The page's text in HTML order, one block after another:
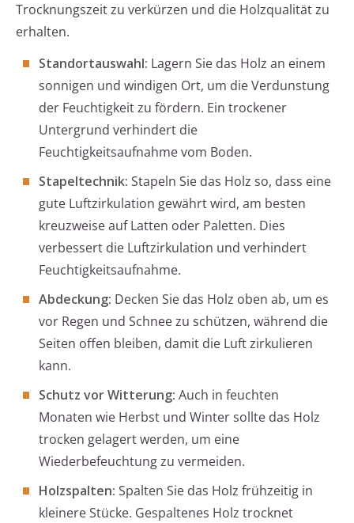
Trocknungszeit zu verkürzen und die Holzqualität zu
erhalten.
Standortauswahl: Lagern Sie das Holz an einem
sonnigen und windigen Ort, um die Verdunstung
der Feuchtigkeit zu fördern. Ein trockener
Untergrund verhindert die
Feuchtigkeitsaufnahme vom Boden.
Stapeltechnik: Stapeln Sie das Holz so, dass eine
gute Luftzirkulation gewährt wird, am besten
kreuzweise auf Latten oder Paletten. Dies
verbessert die Luftzirkulation und verhindert
Feuchtigkeitsaufnahme.
Abdeckung: Decken Sie das Holz oben ab, um es
vor Regen und Schnee zu schützen, während die
Seiten offen bleiben, damit die Luft zirkulieren
kann.
Schutz vor Witterung: Auch in feuchten
Monaten wie Herbst und Winter sollte das Holz
trocken gelagert werden, um eine
Wiederbefeuchtung zu vermeiden.
Holzspalten: Spalten Sie das Holz frühzeitig in
kleinere Stücke. Gespaltenes Holz trocknet